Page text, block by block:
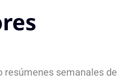
resúmenes semanales de